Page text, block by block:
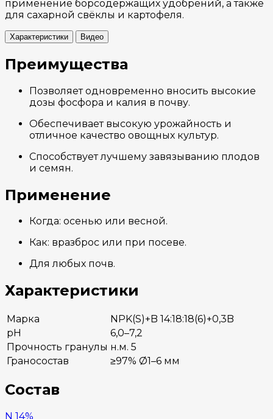
применение борсодержащих удобрений, а также
для сахарной свёклы и картофеля.
Характеристики Видео
Преимущества
Позволяет одновременно вносить высокие
дозы фосфора и калия в почву.
Обеспечивает высокую урожайность и
отличное качество овощных культур.
Способствует лучшему завязыванию плодов
и семян.
Применение
Когда: осенью или весной.
Как: вразброс или при посеве.
Для любых почв.
Характеристики
Марка
NPK(S)+B 14:18:18(6)+0,3B
pH
6,0–7,2
Прочность гранулы н.м. 5
Граносостав
≥97% Ø1–6 мм
Состав
N 14%